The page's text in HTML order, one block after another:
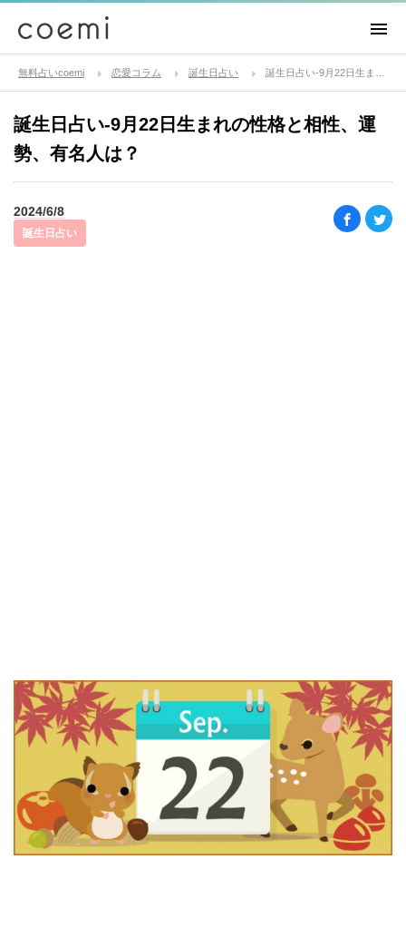
無料占いcoemi 恋愛コラム 誕生日占い
誕生日占い-9月22日生まれの性格と相性、運
勢、有名人は？
2024/6/8
誕生日占い